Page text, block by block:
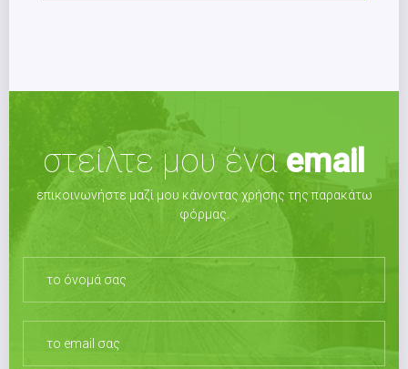
στείλτε μου έναemail
επικοινωνήστε μαζί μου κάνοντας χρήσης της παρακάτω
φόρμας.